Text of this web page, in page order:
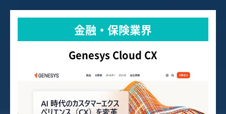
金融・保険業界
Genesys Cloud CX